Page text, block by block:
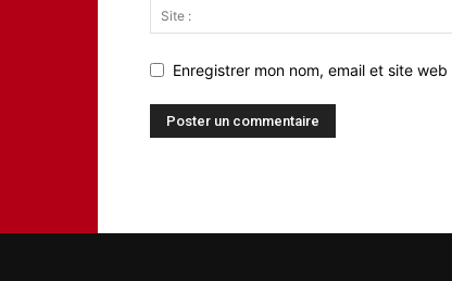
Enregistrer mon nom, email et site